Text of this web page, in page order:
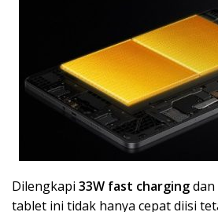
Dilengkapi 33W fast chargingdan
tablet ini tidak hanya cepat diisi